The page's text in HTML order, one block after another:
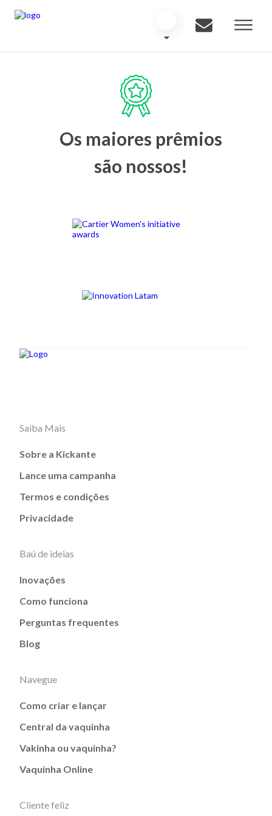
Os maiores prêmios
são nossos!
Saiba Mais
Sobre a Kickante
Lance uma campanha
Termos e condições
Privacidade
Baú de ideias
Inovações
Como funciona
Perguntas frequentes
Blog
Navegue
Como criar e lançar
Central da vaquinha
Vakinha ou vaquinha?
Vaquinha Online
Cliente feliz